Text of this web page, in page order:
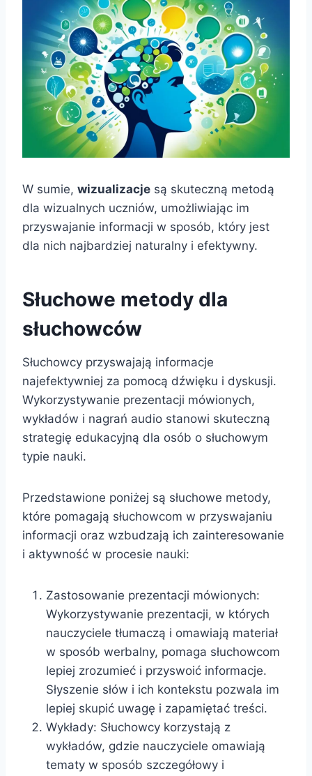
W sumie, wizualizacje są skuteczną metodą
dla wizualnych uczniów, umożliwiając im
przyswajanie informacji w sposób, który jest
dla nich najbardziej naturalny i efektywny.
Słuchowe metody dla
słuchowców
Słuchowcy przyswajają informacje
najefektywniej za pomocą dźwięku i dyskusji.
Wykorzystywanie prezentacji mówionych,
wykładów i nagrań audio stanowi skuteczną
strategię edukacyjną dla osób o słuchowym
typie nauki.
Przedstawione poniżej są słuchowe metody,
które pomagają słuchowcom w przyswajaniu
informacji oraz wzbudzają ich zainteresowanie
i aktywność w procesie nauki:
Zastosowanie prezentacji mówionych:
Wykorzystywanie prezentacji, w których
nauczyciele tłumaczą i omawiają materiał
w sposób werbalny, pomaga słuchowcom
lepiej zrozumieć i przyswoić informacje.
Słyszenie słów i ich kontekstu pozwala im
lepiej skupić uwagę i zapamiętać treści.
Wykłady: Słuchowcy korzystają z
wykładów, gdzie nauczyciele omawiają
tematy w sposób szczegółowy i